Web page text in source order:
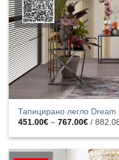
Тапицирано легло
451.00€ – 767.00€Price
451.00€
767.00€
/